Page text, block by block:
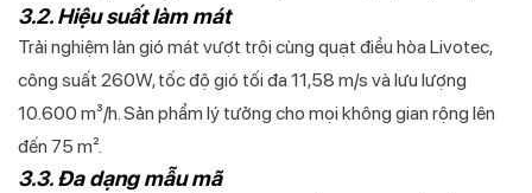
3.2. Hiệu suất làm mát
Trải nghiệm làn gió mát vượt trội cùng quạt điều hòa Livotec,
công suất 260W, tốc độ gió tối đa 11,58 m/s và lưu lượng
10.600 m³/h. Sản phẩm lý tưởng cho mọi không gian rộng lên
đến 75 m².
3.3. Đa dạng mẫu mã